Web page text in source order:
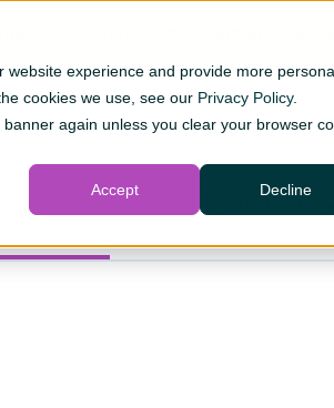
experience and provide more
cookies we use, see our Privacy Policy.
again unless you clear your browser
Accept Decline
et communautaires entreront en
à nous Travailler chez Caisse Taux
Gestion de patrimoine